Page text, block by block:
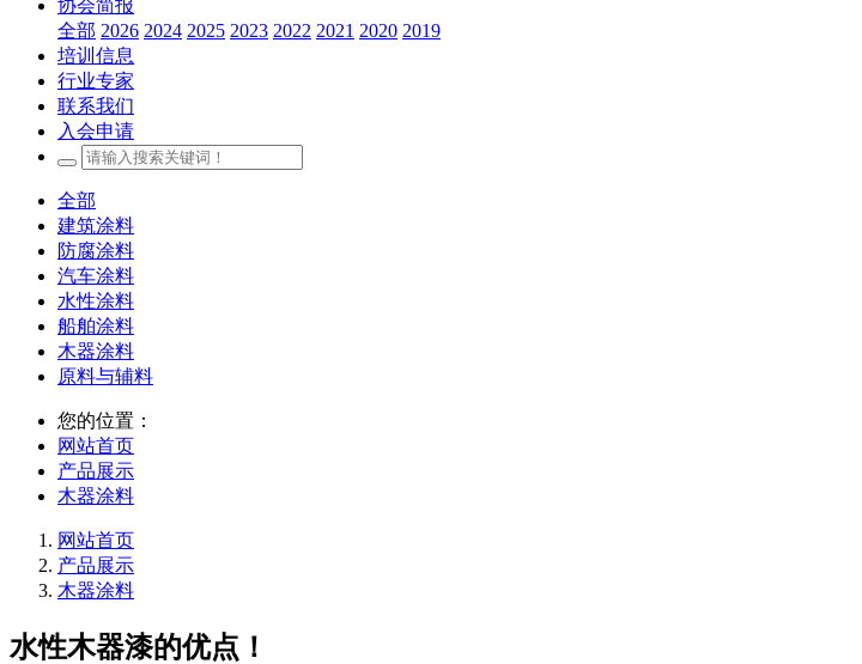
协会简报
全部 2026 2024 2025 2023 2022 2021 2020 2019
培训信息
行业专家
联系我们
入会申请
全部
建筑涂料
防腐涂料
汽车涂料
水性涂料
船舶涂料
木器涂料
原料与辅料
您的位置：
网站首页
产品展示
木器涂料
网站首页
产品展示
木器涂料
水性木器漆的优点！